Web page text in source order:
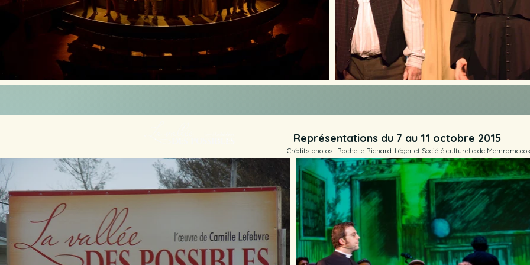
Représentations du 7 au 11 octobre 2015
Crédits photos : Rachelle Richard-Léger et Société culturelle de